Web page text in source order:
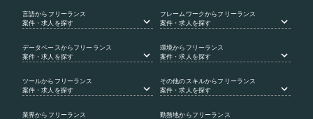
言語からフリーランス
案件・求人を探す
フレームワークからフリーランス
案件・求人を探す
データベース からフリーランス
案件・求人を探す
環境からフリーランス
案件・求人を探す
ツールからフリーランス
案件・求人を探す
その他のスキルからフリーランス
案件・求人を探す
業界からフリーランス
勤務地からフリーランス